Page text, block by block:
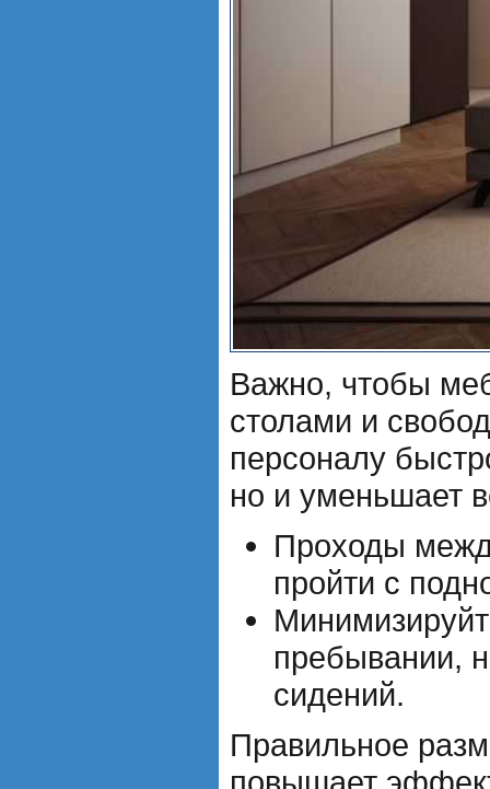
Важно, чтобы
столами и
персоналу
но и уменьшает
Проходы
пройти с
пребывании,
сидений.
Правильное
повышает